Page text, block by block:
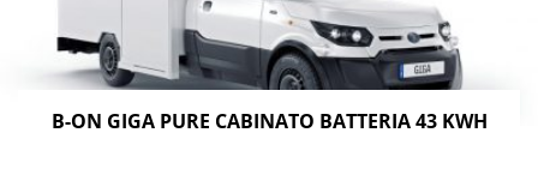
B-ON GIGA PURE CABINATO BATTERIA 43 KWH